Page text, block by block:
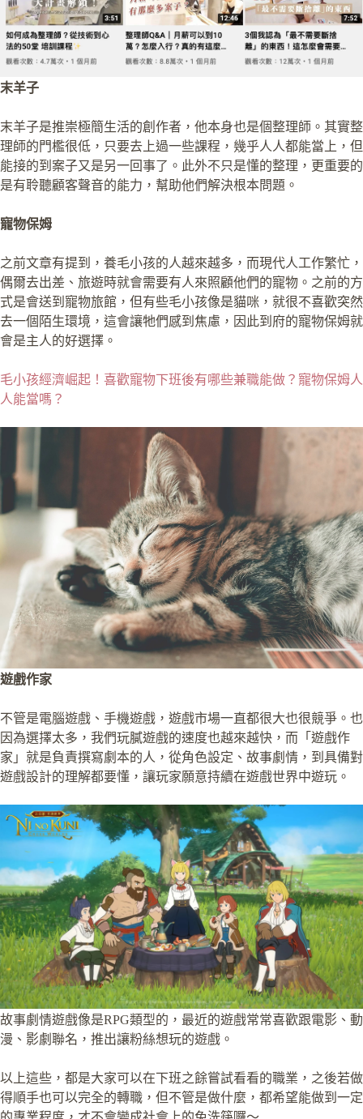
末羊子
末羊子是推崇極簡生活的創作者，他本身也是個整理師。其實整
理師的門檻很低，只要去上過一些課程，幾乎人人都能當上，但
能接的到案子又是另一回事了。此外不只是懂的整理，更重要的
是有聆聽顧客聲音的能力，幫助他們解決根本問題。
寵物保姆
之前文章有提到，養毛小孩的人越來越多，而現代人工作繁忙，
偶爾去出差、旅遊時就會需要有人來照顧他們的寵物。之前的方
式是會送到寵物旅館，但有些毛小孩像是貓咪，就很不喜歡突然
去一個陌生環境，這會讓牠們感到焦慮，因此到府的寵物保姆就
會是主人的好選擇。
毛小孩經濟崛起！喜歡寵物下班後有哪些兼職能做？寵物保姆人
人能當嗎？
遊戲作家
不管是電腦遊戲、手機遊戲，遊戲市場一直都很大也很競爭。也
因為選擇太多，我們玩膩遊戲的速度也越來越快，而「遊戲作
家」就是負責撰寫劇本的人，從角色設定、故事劇情，到具備對
遊戲設計的理解都要懂，讓玩家願意持續在遊戲世界中遊玩。
故事劇情遊戲像是RPG類型的，最近的遊戲常常喜歡跟電影、動
漫、影劇聯名，推出讓粉絲想玩的遊戲。
以上這些，都是大家可以在下班之餘嘗試看看的職業，之後若做
得順手也可以完全的轉職，但不管是做什麼，都希望能做到一定